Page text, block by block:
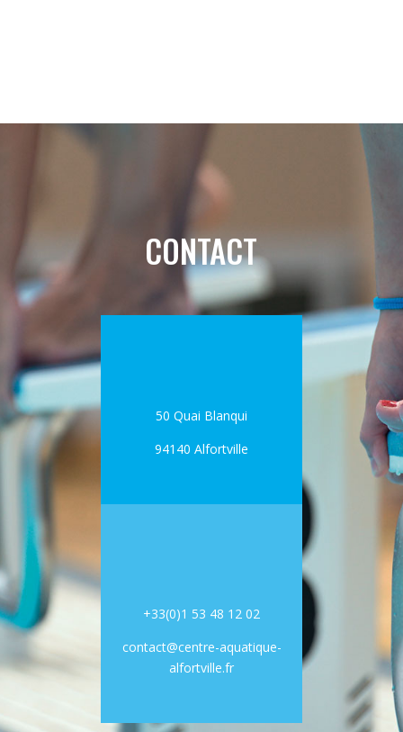
CONTACT
50 Quai Blanqui
94140 Alfortville
+33(0)1 53 48 12 02
contact@centre-aquatique-
alfortville.fr